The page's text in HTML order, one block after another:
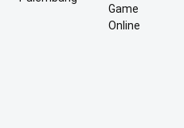
Game
Online